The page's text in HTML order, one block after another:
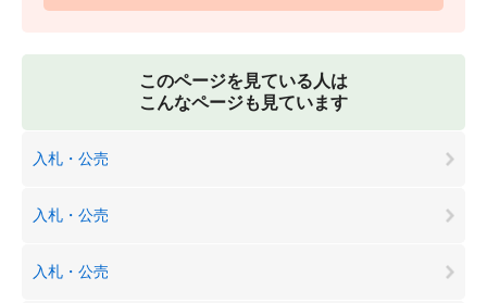
このページを見ている人は
こんなページも見ています
入札・公売
入札・公売
入札・公売